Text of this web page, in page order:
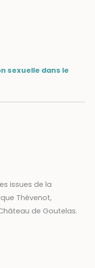
sexuelle dans le
issues de la
Thévenot,
de Goutelas.